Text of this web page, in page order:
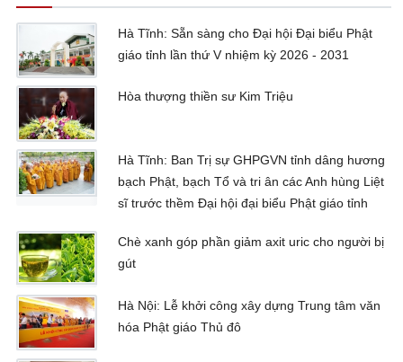
Hà Tĩnh: Sẵn sàng cho Đại hội Đại biểu Phật
giáo tỉnh lần thứ V nhiệm kỳ 2026 - 2031
Hòa thượng thiền sư Kim Triệu
Hà Tĩnh: Ban Trị sự GHPGVN tỉnh dâng hương
bạch Phật, bạch Tổ và tri ân các Anh hùng Liệt
sĩ trước thềm Đại hội đại biểu Phật giáo tỉnh
Chè xanh góp phần giảm axit uric cho người bị
gút
Hà Nội: Lễ khởi công xây dựng Trung tâm văn
hóa Phật giáo Thủ đô